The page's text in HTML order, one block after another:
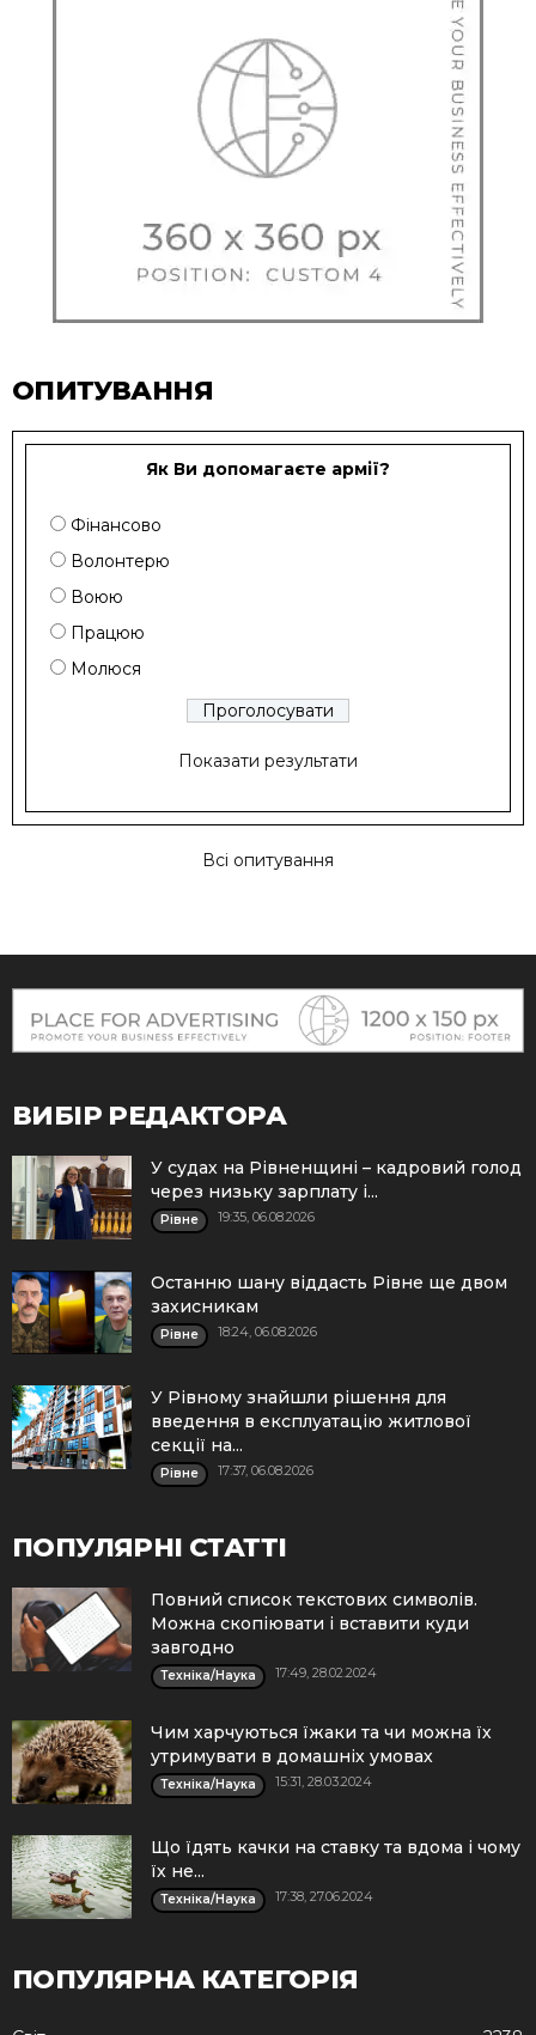
ОПИТУВАННЯ
Як Ви допомагаєте армії?
Фінансово
Волонтерю
Воюю
Працюю
Молюся
Показати результати
Всі опитування
ВИБІР РЕДАКТОРА
У судах на Рівненщині – кадровий голод
через низьку зарплату і...
Рівне 19:35, 06.08.2026
Останню шану віддасть Рівне ще двом
захисникам
Рівне 18:24, 06.08.2026
У Рівному знайшли рішення для
введення в експлуатацію житлової
секції на...
Рівне 17:37, 06.08.2026
ПОПУЛЯРНІ СТАТТІ
Повний список текстових символів.
Можна скопіювати і вставити куди
завгодно
Техніка/Наука 17:49, 28.02.2024
Чим харчуються їжаки та чи можна їх
утримувати в домашніх умовах
Техніка/Наука 15:31, 28.03.2024
Що їдять качки на ставку та вдома і чому
їх не...
Техніка/Наука 17:38, 27.06.2024
ПОПУЛЯРНА КАТЕГОРІЯ